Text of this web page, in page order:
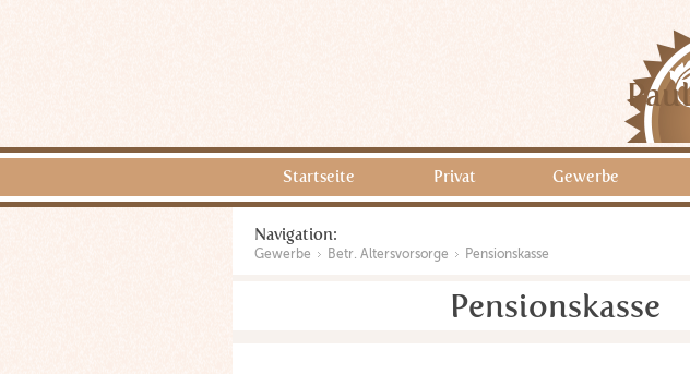
Startseite Privat Gewerbe
Navigation:
Gewerbe Betr. Altersvorsorge Pensionskasse
Pensionskasse